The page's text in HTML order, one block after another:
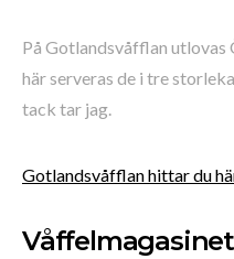
På Gotlandsvåfflan utlovas
här serveras de i tre
tack tar jag.
Gotlandsvåfflan hittar du